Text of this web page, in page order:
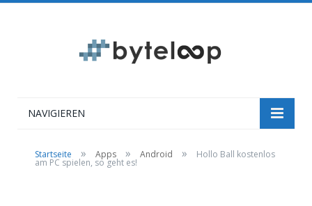
NAVIGIEREN
Startseite » Apps » Android » Hollo Ball kostenlos
am PC spielen, so geht es!